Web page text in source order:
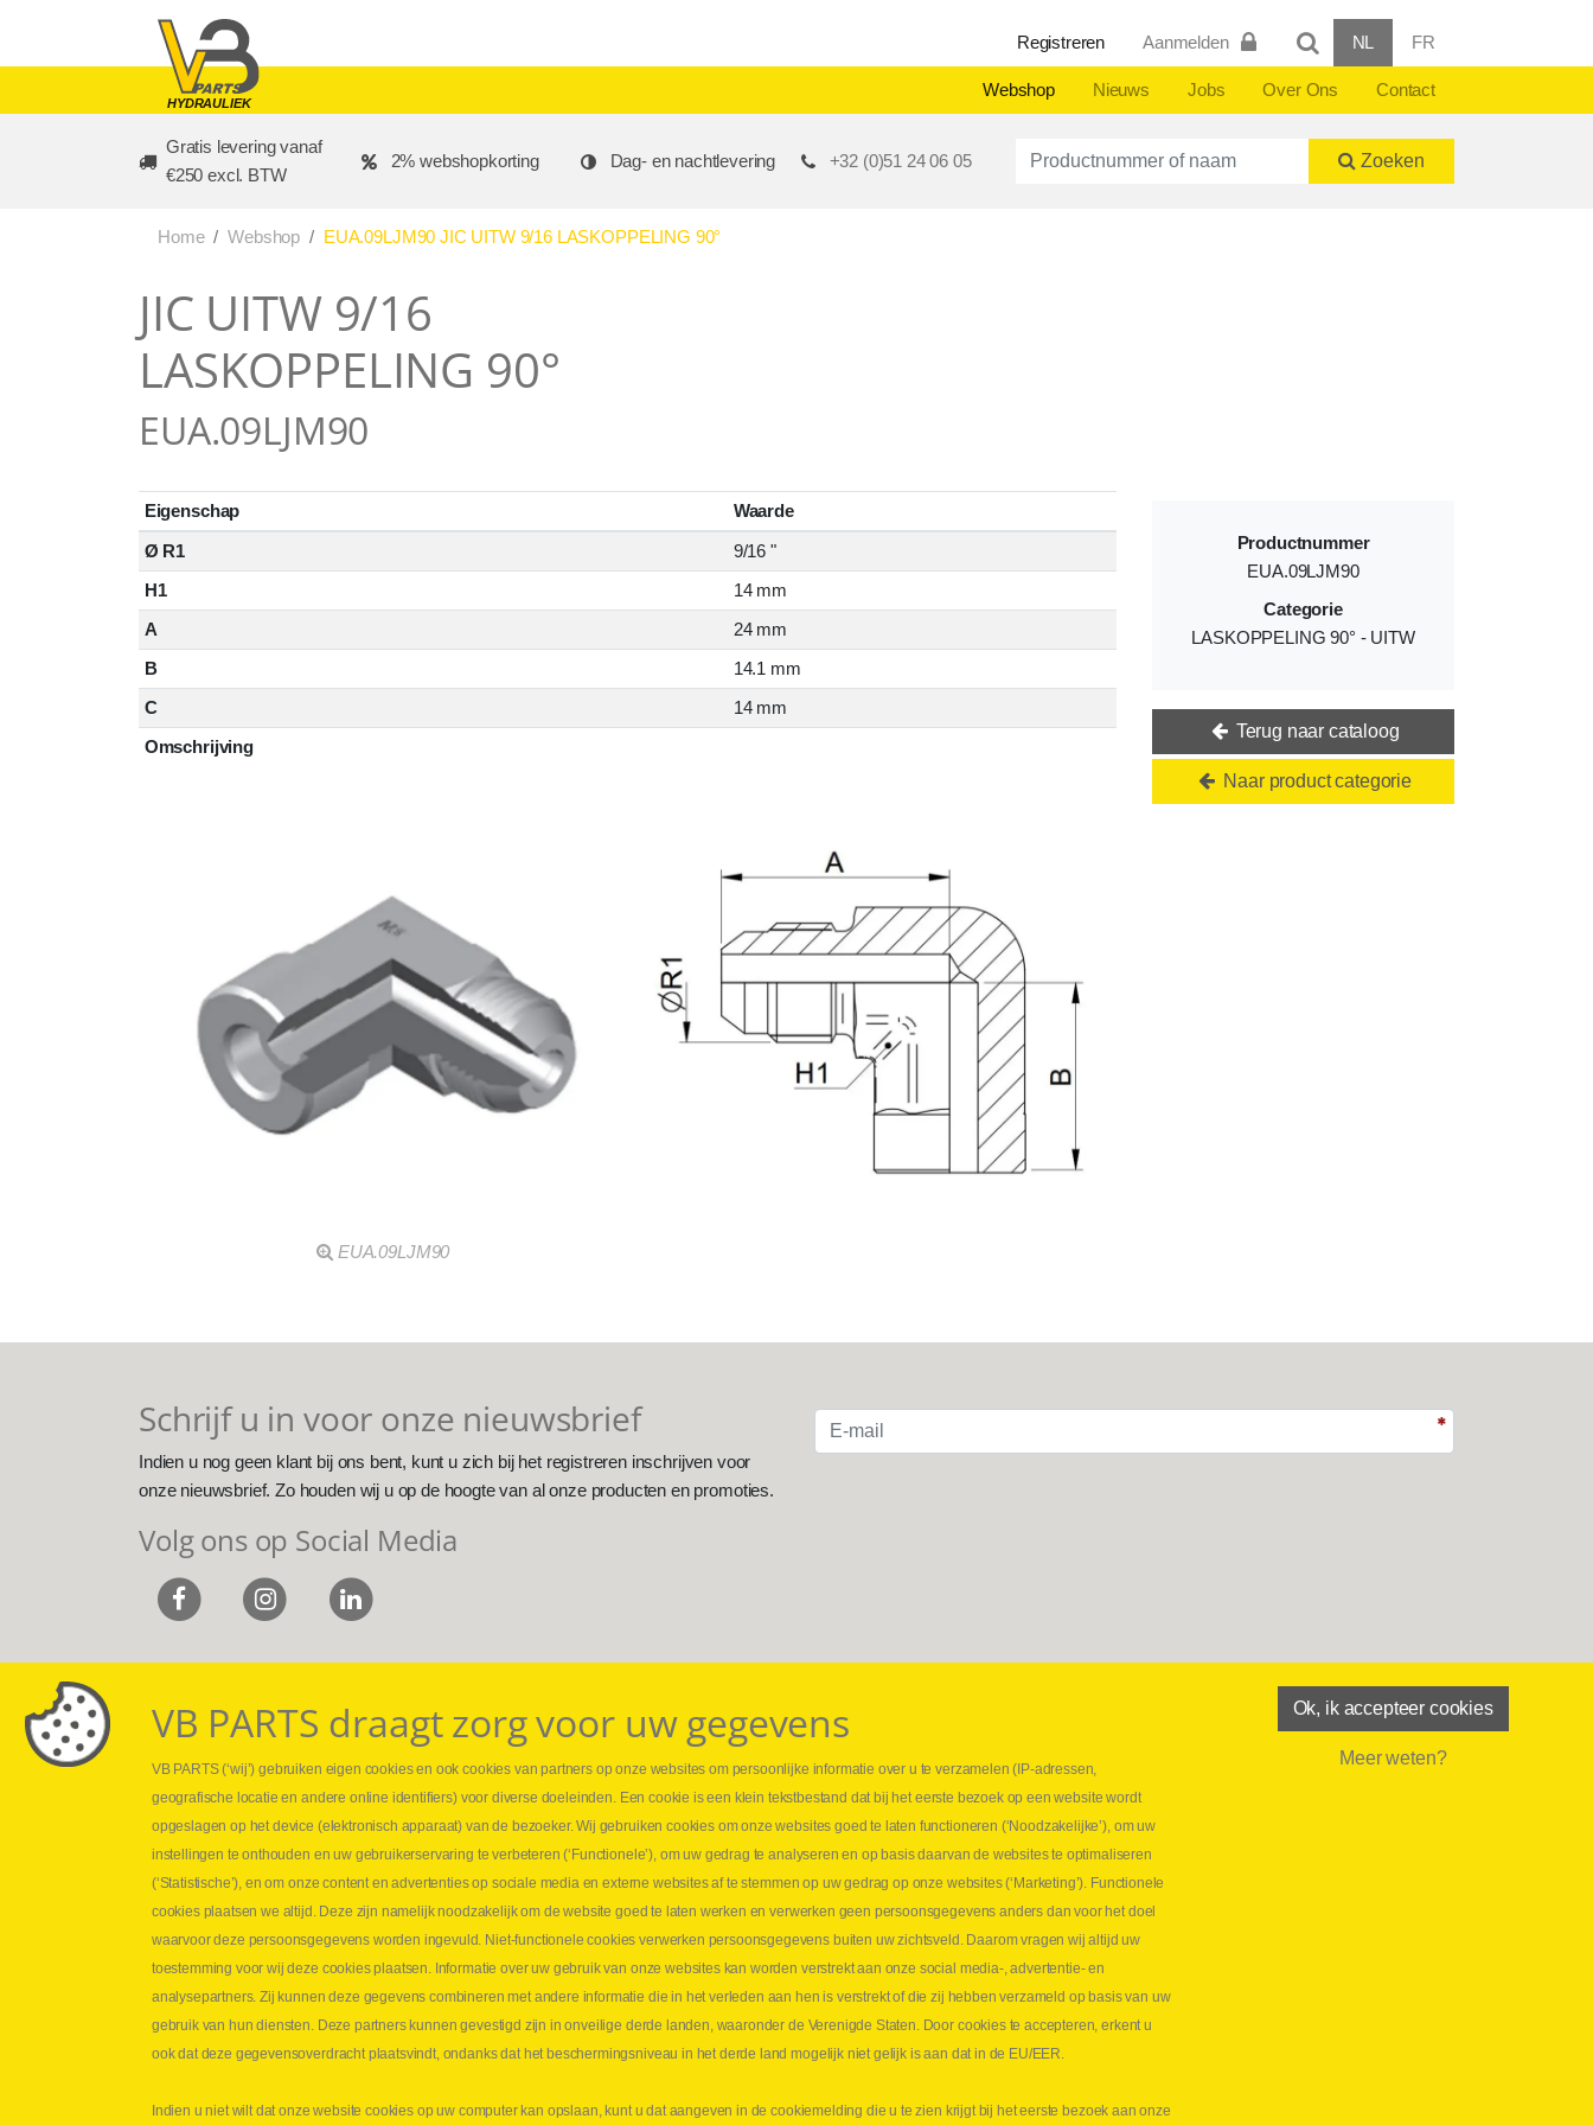
HYDRAULIEK
Registreren Aanmelden NL FR
Webshop Nieuws Jobs Over Ons Contact
Gratis levering vanaf
€250 excl. BTW
2% webshopkorting Dag- en nachtlevering +32 (0)51 24 06 05 Productnummer of naam Zoeken
Home Webshop EUA.09LJM90 JIC UITW 9/16 LASKOPPELING 90°
JIC UITW 9/16
LASKOPPELING 90°
EUA.09LJM90
Eigenschap
Waarde
Ø R1
9/16 "
H1
14 mm
A
24 mm
B
14.1 mm
C
14 mm
Omschrijving
EUA.09LJM90
Productnummer
EUA.09LJM90
Categorie
LASKOPPELING 90° - UITW
Terug naar cataloog
Naar product categorie
Schrijf u in voor onze nieuwsbrief
Indien u nog geen klant bij ons bent, kunt u zich bij het registreren inschrijven voor
onze nieuwsbrief. Zo houden wij u op de hoogte van al onze producten en promoties.
Volg ons op Social Media
Webshop
Nieuws
Jobs
Leveringen
Drukcontrole set
Persmaten
Hydraulische slangen
Contact VB Parts
Abraham Hansstraat 7
B-8800 Roeselare
⏳ Laatste maand Webtec-promotie!
⏳ Laatste kans voor onze promo
snelkoppelingen!
1 juni 2026
Lees meer NL
VB PARTS draagt zorg voor uw gegevens
VB PARTS (‘wij’) gebruiken eigen cookies en ook cookies van partners op onze websites om persoonlijke informatie over u te verzamelen (IP-adressen,
geografische locatie en andere online identifiers) voor diverse doeleinden. Een cookie is een klein tekstbestand dat bij het eerste bezoek op een website wordt
opgeslagen op het device (elektronisch apparaat) van de bezoeker. Wij gebruiken cookies om onze websites goed te laten functioneren (‘Noodzakelijke’), om uw
instellingen te onthouden en uw gebruikerservaring te verbeteren (‘Functionele’), om uw gedrag te analyseren en op basis daarvan de websites te optimaliseren
(‘Statistische’), en om onze content en advertenties op sociale media en externe websites af te stemmen op uw gedrag op onze websites (‘Marketing’). Functionele
cookies plaatsen we altijd. Deze zijn namelijk noodzakelijk om de website goed te laten werken en verwerken geen persoonsgegevens anders dan voor het doel
waarvoor deze persoonsgegevens worden ingevuld. Niet-functionele cookies verwerken persoonsgegevens buiten uw zichtsveld. Daarom vragen wij altijd uw
toestemming voor wij deze cookies plaatsen. Informatie over uw gebruik van onze websites kan worden verstrekt aan onze social media-, advertentie- en
analysepartners. Zij kunnen deze gegevens combineren met andere informatie die in het verleden aan hen is verstrekt of die zij hebben verzameld op basis van uw
gebruik van hun diensten. Deze partners kunnen gevestigd zijn in onveilige derde landen, waaronder de Verenigde Staten. Door cookies te accepteren, erkent u
ook dat deze gegevensoverdracht plaatsvindt, ondanks dat het beschermingsniveau in het derde land mogelijk niet gelijk is aan dat in de EU/EER.
Indien u niet wilt dat onze website cookies op uw computer kan opslaan, kunt u dat aangeven in de cookiemelding die u te zien krijgt bij het eerste bezoek aan onze
Ok, ik accepteer cookies
Meer weten?